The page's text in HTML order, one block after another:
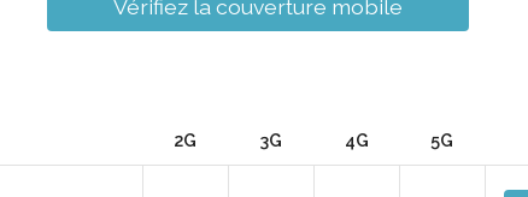
Vérifiez la couverture mobile
2G 3G 4G 5G